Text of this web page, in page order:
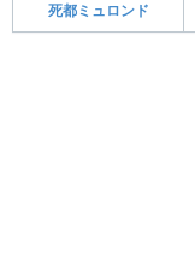
死都ミュロンド